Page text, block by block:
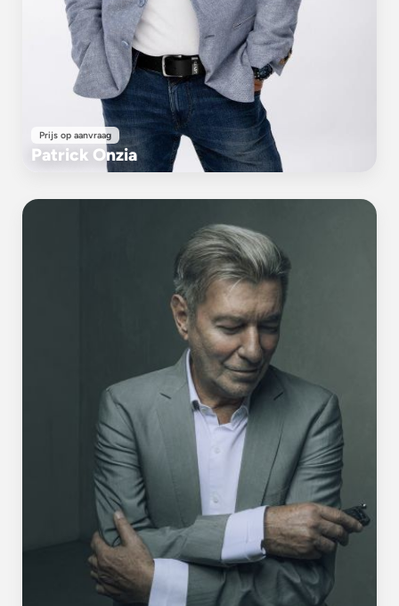
Prijs op aanvraag
Patrick Onzia